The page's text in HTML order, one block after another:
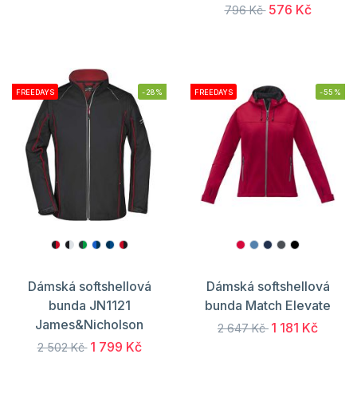
796 Kč 576 Kč
FREEDAYS -28%
Dámská softshellová
bunda JN1121
James&Nicholson
2 502 Kč 1 799 Kč
FREEDAYS -55%
Dámská softshellová
bunda Match Elevate
2 647 Kč 1 181 Kč